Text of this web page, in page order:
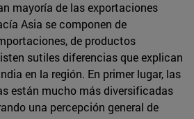
mayoría de las exportaciones
Asia se componen de
de productos
sutiles diferencias que explican
en la región. En primer lugar, las
están mucho más diversificadas
una percepción general de